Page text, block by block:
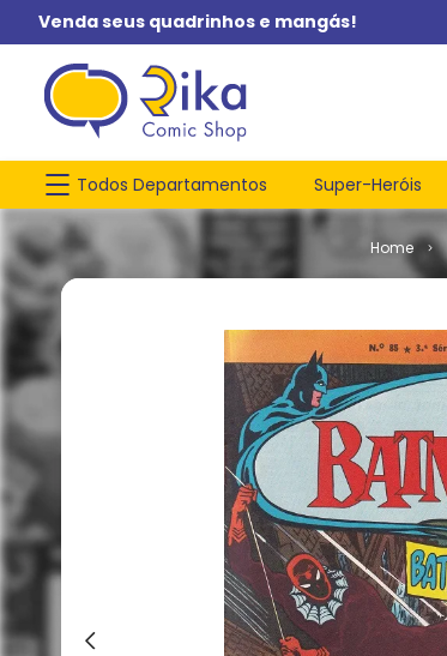
Venda seus quadrinhos e mangás!
Todos Departamentos Super-Heróis